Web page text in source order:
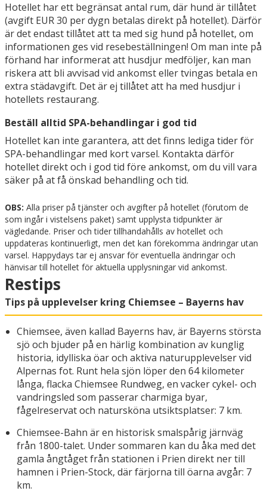
Hotellet har ett begränsat antal rum, där hund är tillåtet
(avgift EUR 30 per dygn betalas direkt på hotellet). Därför
är det endast tillåtet att ta med sig hund på hotellet, om
informationen ges vid resebeställningen! Om man inte på
förhand har informerat att husdjur medföljer, kan man
riskera att bli avvisad vid ankomst eller tvingas betala en
extra städavgift. Det är ej tillåtet att ha med husdjur i
hotellets restaurang.
Beställ alltid SPA-behandlingar i god tid
Hotellet kan inte garantera, att det finns lediga tider för
SPA-behandlingar med kort varsel. Kontakta därför
hotellet direkt och i god tid före ankomst, om du vill vara
säker på at få önskad behandling och tid.
OBS: Alla priser på tjänster och avgifter på hotellet (förutom de
som ingår i vistelsens paket) samt upplysta tidpunkter är
vägledande. Priser och tider tillhandahålls av hotellet och
uppdateras kontinuerligt, men det kan förekomma ändringar utan
varsel. Happydays tar ej ansvar för eventuella ändringar och
hänvisar till hotellet för aktuella upplysningar vid ankomst.
Restips
Tips på upplevelser kring Chiemsee – Bayerns hav
Chiemsee, även kallad Bayerns hav, är Bayerns största
sjö och bjuder på en härlig kombination av kunglig
historia, idylliska öar och aktiva naturupplevelser vid
Alpernas fot. Runt hela sjön löper den 64 kilometer
långa, flacka Chiemsee Rundweg, en vacker cykel- och
vandringsled som passerar charmiga byar,
fågelreservat och natursköna utsiktsplatser: 7 km.
Chiemsee-Bahn är en historisk smalspårig järnväg
från 1800-talet. Under sommaren kan du åka med det
gamla ångtåget från stationen i Prien direkt ner till
hamnen i Prien-Stock, där färjorna till öarna avgår: 7
km.